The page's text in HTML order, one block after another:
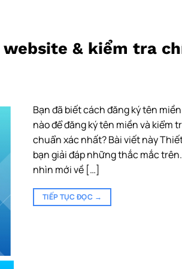
& kiểm tra
Bạn đã biết cách đăng ký tên
nào để đăng ký tên miền và kiểm
chuẩn xác nhất? Bài viết này
bạn giải đáp những thắc mắc
nhìn mới về […]
TIẾP TỤC ĐỌC →